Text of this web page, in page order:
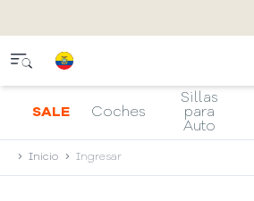
SALE Coches
Sillas
para
Auto
Inicio Ingresar